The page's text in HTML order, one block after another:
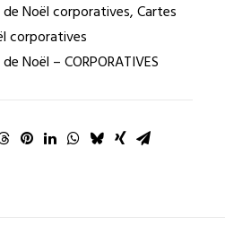
Noël corporatives,Cartes
corporatives
Noël – CORPORATIVES